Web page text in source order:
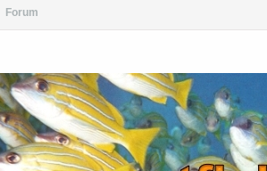
Forum